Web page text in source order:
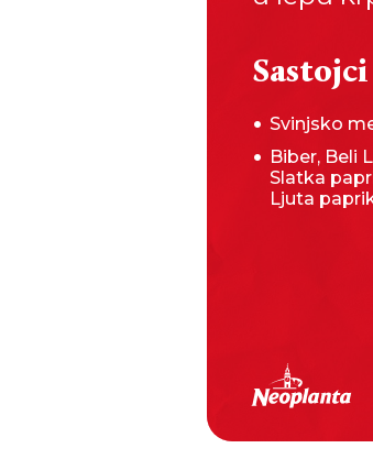
Sastojci
Svinjsko
Biber, Beli
Slatka
Ljuta